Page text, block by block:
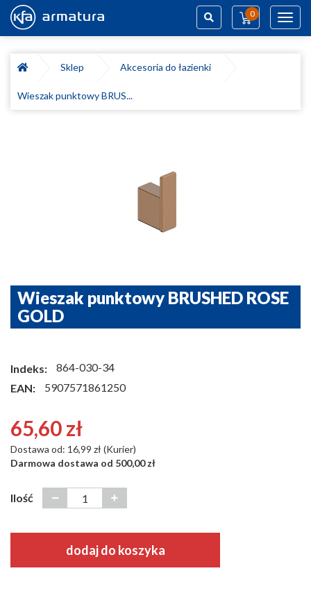
0
Sklep
Akcesoria do łazienki
Wieszak punktowy BRUS...
Wieszak punktowy BRUSHED ROSE
GOLD
Indeks:
864-030-34
EAN:
5907571861250
65,60 zł
Dostawa od: 16,99 zł (Kurier)
Darmowa dostawa od 500,00 zł
Ilość
dodaj do koszyka